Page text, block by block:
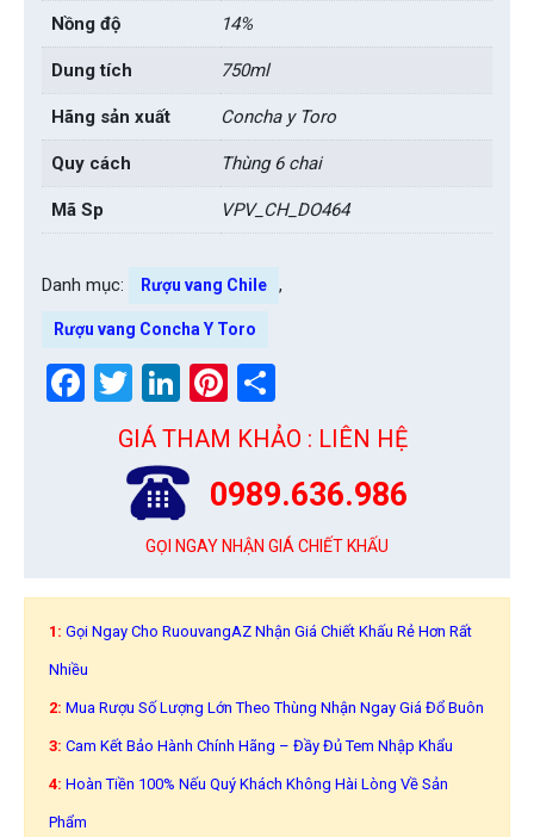
Nồng độ 14%
Dung tích 750ml
Hãng sản xuất Concha y Toro
Quy cách Thùng 6 chai
Mã Sp VPV_CH_DO464
Danh mục: Rượu vang Chile ,
Rượu vang Concha Y Toro
Facebook
Twitter
LinkedIn
Pinterest
GIÁ THAM KHẢO : LIÊN HỆ
0989.636.986
GỌI NGAY NHẬN GIÁ CHIẾT KHẤU
1: Gọi Ngay Cho RuouvangAZ Nhận Giá Chiết Khấu Rẻ Hơn Rất
Nhiều
2: Mua Rượu Số Lượng Lớn Theo Thùng Nhận Ngay Giá Đổ Buôn
3: Cam Kết Bảo Hành Chính Hãng – Đầy Đủ Tem Nhập Khẩu
4: Hoàn Tiền 100% Nếu Quý Khách Không Hài Lòng Về Sản
Phẩm